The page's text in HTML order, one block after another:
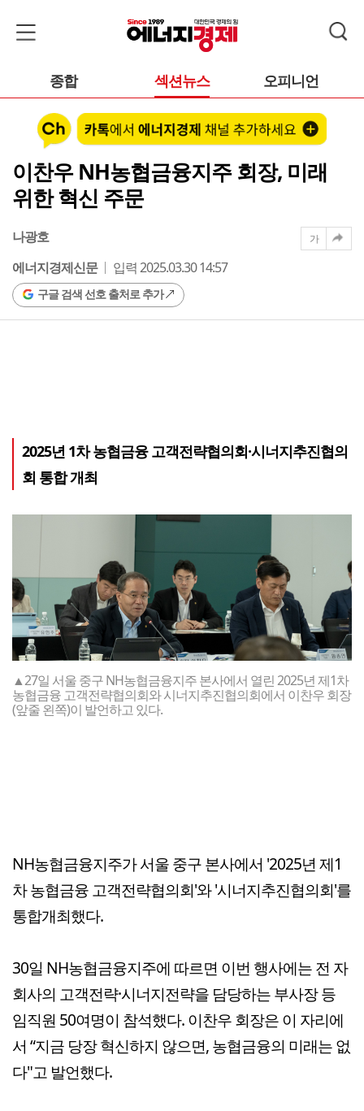
종합 섹션뉴스 오피니언
이찬우 NH농협금융지주 회장, 미래
위한 혁신 주문
나광호
에너지경제신문
입력 2025.03.30 14:57
구글 검색 선호 출처로 추가
가
2025년 1차 농협금융 고객전략협의회·시너지추진협의
회 통합 개최
▲27일 서울 중구 NH농협금융지주 본사에서 열린 2025년 제1차
농협금융 고객전략협의회와 시너지추진협의회에서 이찬우 회장
(앞줄 왼쪽)이 발언하고 있다.
NH농협금융지주가 서울 중구 본사에서 '2025년 제1
차 농협금융 고객전략협의회'와 '시너지추진협의회'를
통합개최했다.
30일 NH농협금융지주에 따르면 이번 행사에는 전 자
회사의 고객전략·시너지전략을 담당하는 부사장 등
임직원 50여명이 참석했다. 이찬우 회장은 이 자리에
서 “지금 당장 혁신하지 않으면, 농협금융의 미래는 없
다"고 발언했다.